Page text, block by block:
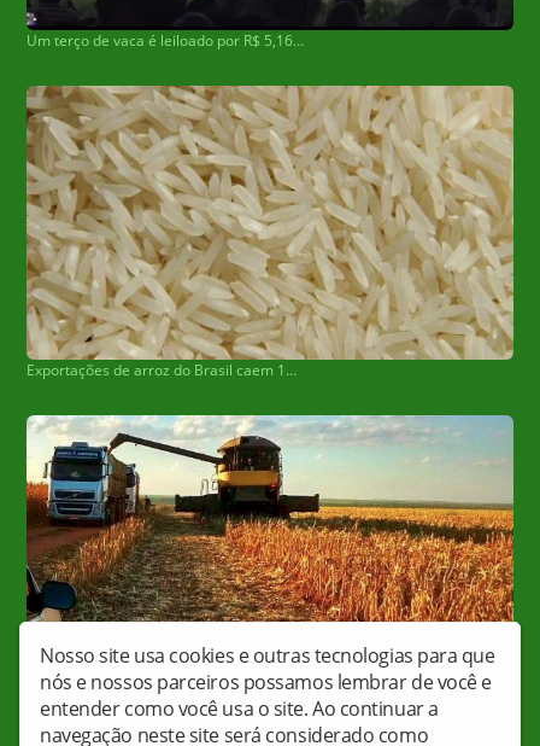
Um terço de vaca é leiloado por R$ 5,16 milhões e animal se torna o segundo mais caro do Brasil
Exportações de arroz do Brasil caem 13% em 2023
Colheita do milho em MS chega a 99,6% e confirma safra recorde
Nosso site usa cookies e outras tecnologias para que
nós e nossos parceiros possamos lembrar de você e
entender como você usa o site. Ao continuar a
navegação neste site será considerado como